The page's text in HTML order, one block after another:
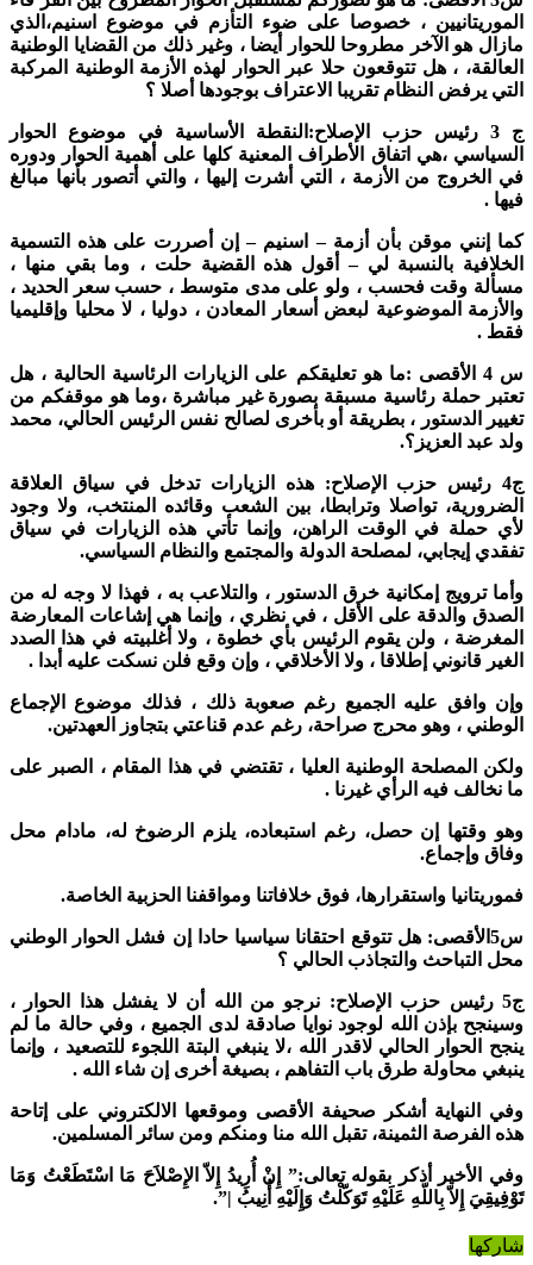
الموريتانيين ، خصوصا على ضوء التأزم في موضوع اسنيم،الذي
مازال هو الآخر مطروحا للحوار أيضا ، وغير ذلك من القضايا الوطنية
العالقة، ، هل تتوقعون حلا عبر الحوار لهذه الأزمة الوطنية المركبة
التي يرفض النظام تقريبا الاعتراف بوجودها أصلا ؟
ج 3 رئيس حزب الإصلاح:النقطة الأساسية في موضوع الحوار
السياسي ،هي اتفاق الأطراف المعنية كلها على أهمية الحوار ودوره
في الخروج من الأزمة ، التي أشرت إليها ، والتي أتصور بأنها مبالغ
فيها .
كما إنني موقن بأن أزمة – اسنيم – إن أصررت على هذه التسمية
الخلافية بالنسبة لي – أقول هذه القضية حلت ، وما بقي منها ،
مسألة وقت فحسب ، ولو على مدى متوسط ، حسب سعر الحديد ،
والأزمة الموضوعية لبعض أسعار المعادن ، دوليا ، لا محليا وإقليميا
فقط .
س 4 الأقصى :ما هو تعليقكم على الزيارات الرئاسية الحالية ، هل
تعتبر حملة رئاسية مسبقة بصورة غير مباشرة ،وما هو موقفكم من
تغيير الدستور ، بطريقة أو بأخرى لصالح نفس الرئيس الحالي، محمد
ولد عبد العزيز؟.
ج4 رئيس حزب الإصلاح: هذه الزيارات تدخل في سياق العلاقة
الضرورية، تواصلا وترابطا، بين الشعب وقائده المنتخب، ولا وجود
لأي حملة في الوقت الراهن، وإنما تأتي هذه الزيارات في سياق
تفقدي إيجابي، لمصلحة الدولة والمجتمع والنظام السياسي.
وأما ترويج إمكانية خرق الدستور ، والتلاعب به ، فهذا لا وجه له من
الصدق والدقة على الأقل ، في نظري ، وإنما هي إشاعات المعارضة
المغرضة ، ولن يقوم الرئيس بأي خطوة ، ولا أغلبيته في هذا الصدد
الغير قانوني إطلاقا ، ولا الأخلاقي ، وإن وقع فلن نسكت عليه أبدا .
وإن وافق عليه الجميع رغم صعوبة ذلك ، فذلك موضوع الإجماع
الوطني ، وهو محرج صراحة، رغم عدم قناعتي بتجاوز العهدتين.
ولكن المصلحة الوطنية العليا ، تقتضي في هذا المقام ، الصبر على
ما نخالف فيه الرأي غيرنا .
وهو وقتها إن حصل، رغم استبعاده، يلزم الرضوخ له، مادام محل
وفاق وإجماع.
فموريتانيا واستقرارها، فوق خلافاتنا ومواقفنا الحزبية الخاصة.
س5الأقصى: هل تتوقع احتقانا سياسيا حادا إن فشل الحوار الوطني
محل التباحث والتجاذب الحالي ؟
ج5 رئيس حزب الإصلاح: نرجو من الله أن لا يفشل هذا الحوار ،
وسينجح بإذن الله لوجود نوايا صادقة لدى الجميع ، وفي حالة ما لم
ينجح الحوار الحالي لاقدر الله ،لا ينبغي البتة اللجوء للتصعيد ، وإنما
ينبغي محاولة طرق باب التفاهم ، بصيغة أخرى إن شاء الله .
وفي النهاية أشكر صحيفة الأقصى وموقعها الالكتروني على إتاحة
هذه الفرصة الثمينة، تقبل الله منا ومنكم ومن سائر المسلمين.
وفي الأخير أذكر بقوله تعالى:” إِنْ أُرِيدُ إِلاّ الإِصْلاَحَ مَا اسْتَطَعْتُ وَمَا
تَوْفِيقِيَ إِلاّ بِاللّهِ عَلَيْهِ تَوَكّلْتُ وَإِلَيْهِ أُنِيبُ |”.
شاركها